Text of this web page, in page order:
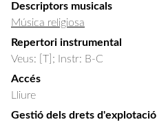
Descriptors musicals
Música religiosa
Repertori instrumental
Veus: [T]; Instr: B-C
Accés
Lliure
Gestió dels drets d'explotació